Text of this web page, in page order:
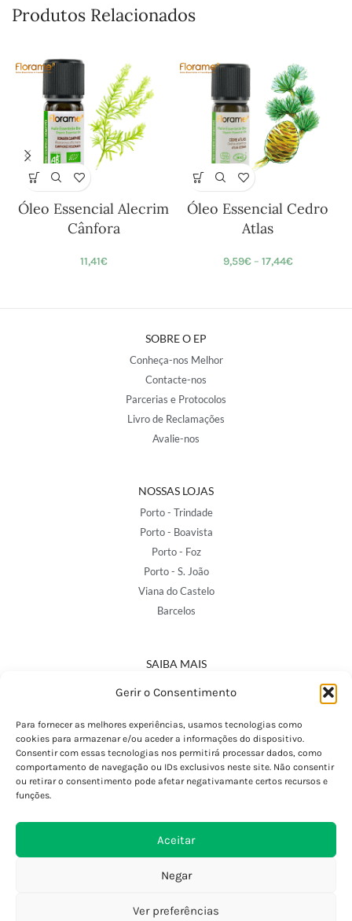
Gerir o Consentimento
Para fornecer as melhores experiências, usamos tecnologias como
cookies para armazenar e/ou aceder a informações do dispositivo.
Consentir com essas tecnologias nos permitirá processar dados, como
comportamento de navegação ou IDs exclusivos neste site. Não consentir
ou retirar o consentimento pode afetar negativamante certos recursos e
funções.
Aceitar
Negar
Ver preferências
Produtos Relacionados
Óleo Essencial Alecrim
Cânfora
11,41€
Óleo Essencial Cedro
Atlas
9,59€ – 17,44€
SOBRE O EP
Conheça-nos Melhor
Contacte-nos
Parcerias e Protocolos
Livro de Reclamações
Avalie-nos
NOSSAS LOJAS
Porto - Trindade
Porto - Boavista
Porto - Foz
Porto - S. João
Viana do Castelo
Barcelos
SAIBA MAIS
Política de Privacidade
Termos e Condições
Perguntas Frequentes
Custos de Envio
Encomendas Internacionais
Devoluções e Trocas